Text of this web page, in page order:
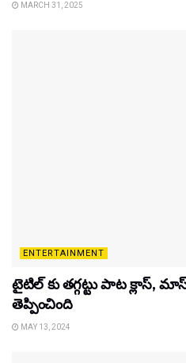
MARCH 31, 2025
ENTERTAINMENT
టైటిల్‌ కు తగ్గట్టు పాట క్లాస్, మాస్
తెప్పించింది
MAY 13, 2024